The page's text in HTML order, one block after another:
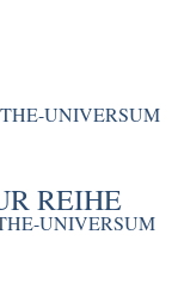
UNIVERSUM
REIHE
UNIVERSUM